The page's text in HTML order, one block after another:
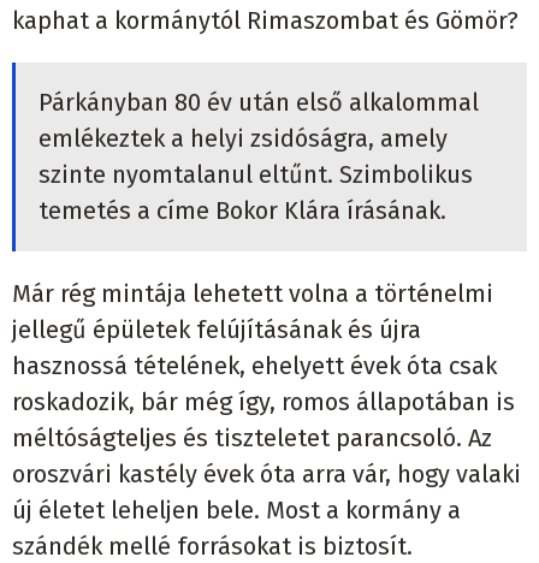
kaphat a kormánytól Rimaszombat és Gömör?
Párkányban 80 év után első alkalommal
emlékeztek a helyi zsidóságra, amely
szinte nyomtalanul eltűnt. Szimbolikus
temetés a címe Bokor Klára írásának.
Már rég mintája lehetett volna a történelmi
jellegű épületek felújításának és újra
hasznossá tételének, ehelyett évek óta csak
roskadozik, bár még így, romos állapotában is
méltóságteljes és tiszteletet parancsoló. Az
oroszvári kastély évek óta arra vár, hogy valaki
új életet leheljen bele. Most a kormány a
szándék mellé forrásokat is biztosít.